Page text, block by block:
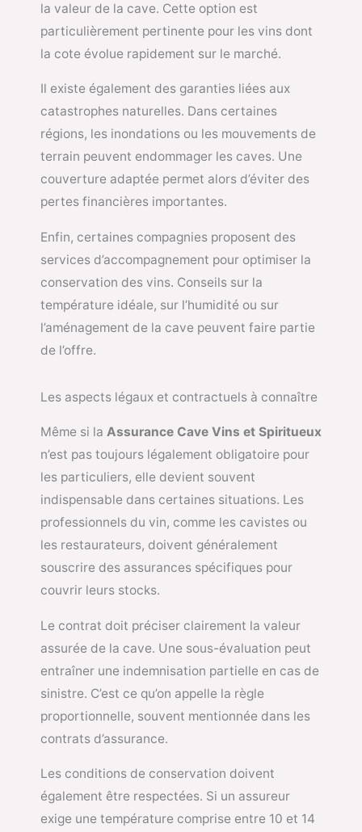
la valeur de la cave. Cette option est
particulièrement pertinente pour les vins dont
la cote évolue rapidement sur le marché.
Il existe également des garanties liées aux
catastrophes naturelles. Dans certaines
régions, les inondations ou les mouvements de
terrain peuvent endommager les caves. Une
couverture adaptée permet alors d’éviter des
pertes financières importantes.
Enfin, certaines compagnies proposent des
services d’accompagnement pour optimiser la
conservation des vins. Conseils sur la
température idéale, sur l’humidité ou sur
l’aménagement de la cave peuvent faire partie
de l’offre.
Les aspects légaux et contractuels à connaître
Même si la Assurance Cave Vins et Spiritueux
n’est pas toujours légalement obligatoire pour
les particuliers, elle devient souvent
indispensable dans certaines situations. Les
professionnels du vin, comme les cavistes ou
les restaurateurs, doivent généralement
souscrire des assurances spécifiques pour
couvrir leurs stocks.
Le contrat doit préciser clairement la valeur
assurée de la cave. Une sous-évaluation peut
entraîner une indemnisation partielle en cas de
sinistre. C’est ce qu’on appelle la règle
proportionnelle, souvent mentionnée dans les
contrats d’assurance.
Les conditions de conservation doivent
également être respectées. Si un assureur
exige une température comprise entre 10 et 14